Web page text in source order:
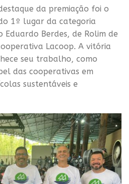
da premiação foi o
1º lugar da categoria
Berdes, de Rolim de
Lacoop. A vitória
seu trabalho, como
das cooperativas em
sustentáveis e